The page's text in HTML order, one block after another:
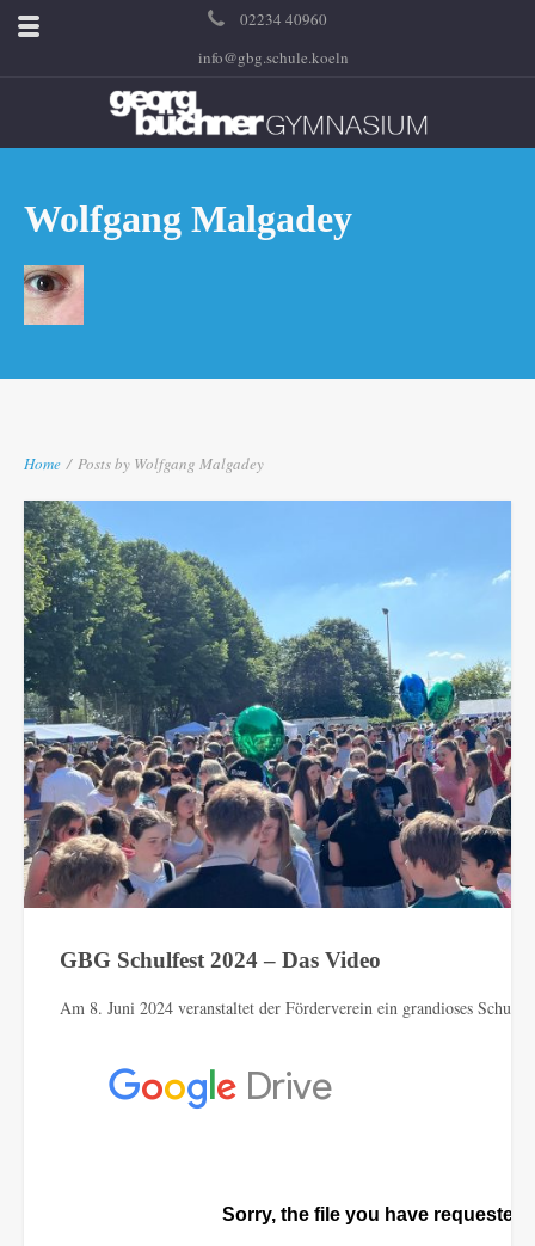
02234 40960
info@gbg.schule.koeln
Wolfgang Malgadey
Home / Posts by Wolfgang Malgadey
GBG Schulfest 2024 – Das Video
Am 8. Juni 2024 veranstaltet der Förderverein ein grandioses